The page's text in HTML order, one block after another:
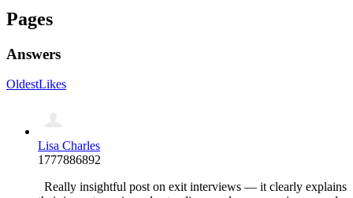
Pages
Answers
OldestLikes
Lisa Charles
1777886892
Really insightful post on exit interviews — it clearly explains